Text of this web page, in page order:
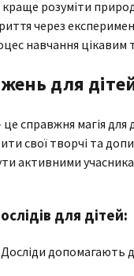
розуміти
через
навчання цікавим
для
справжня магія
свої творчі та
активними
для дітей:
допомагають